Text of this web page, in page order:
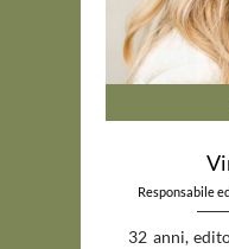
Responsabile
32 anni,